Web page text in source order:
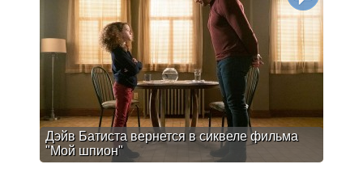
Дэйв Батиста вернется в сиквеле фильма
"Мой шпион"